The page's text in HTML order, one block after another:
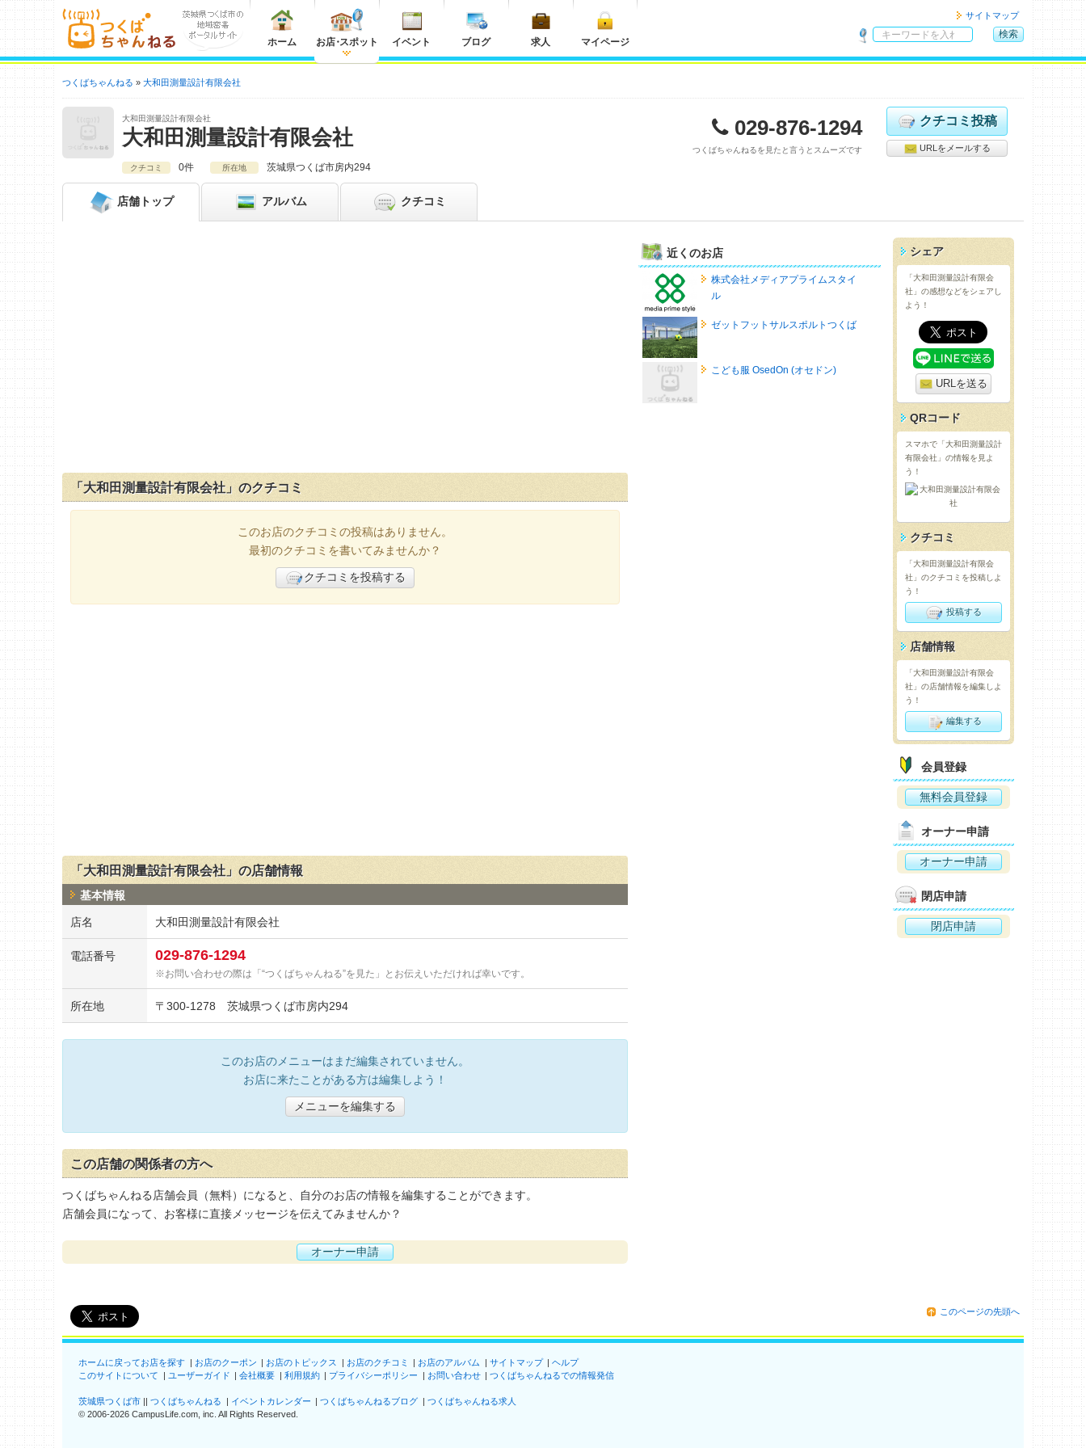
ホーム お店・スポット イベント ブログ 求人 マイページ
サイトマップ
内
索
検索
つくばちゃんねる 大和田測量設計有限会社
大和田測量設計有限会社
大和田測量設計有限会社 029-876-1294
つくばちゃんねるを見たと言うとスムーズです
クチコミ投稿
URLをメールする
クチコミ 0件 所在地 茨城県つくば市房内294
店舗 トップ アルバム クチコミ
「大和田測量設計有限会社」のクチコミ
このお店のクチコミの投稿はありません。
最初のクチコミを書いてみませんか？
クチコミを投稿する
「大和田測量設計有限会社」の店舗情報
基本情報
店名 大和田測量設計有限会社
電話番号 029-876-1294
お問い合わせの際は「“つくばちゃんねる”を見た」とお伝えいただければ幸いです。
所在地 〒 300-1278 茨城県つくば市房内294
このお店のメニューはまだ編集されていません。
お店に来たことがある方は編集しよう！
メニューを編集する
この店舗の関係者の方へ
つくばちゃんねる店舗会員（無料）になると、自分のお店の情報を編集することができます。
店舗会員になって、お客様に直接メッセージを伝えてみませんか？
オーナー申請
近くのお店
株式会社メディアプライムスタイ
ル
ゼットフットサルスポルトつくば
こども服 OsedOn (オセドン)
シェア
「大和田測量設計有限会
社」の感想などをシェアし
よう！
URLを送る
QRコード
スマホで「大和田測量設計
有限会社」の情報を見よ
う！
クチコミ
「大和田測量設計有限会
社」のクチコミを投稿しよ
う！
投稿する
店舗情報
「大和田測量設計有限会
社」の店舗情報を編集しよ
う！
編集する
会員登録
無料会員登録
オーナー申請
オーナー申請
閉店申請
閉店申請
このページの先頭へ
ホームに戻ってお店を探す お店のクーポン お店のトピックス お店のクチコミ お店のアルバム サイトマップ
ヘルプ
このサイトについて
ユーザーガイド 会社概要 利用規約 プライバシーポリシー お問い合わせ つくばちゃんねるでの情報発信
茨城県つくば市 つくばちゃんねる イベントカレンダー つくばちゃんねるブログ
つくばちゃんねる求人
© 2006-2026 CampusLife.com, inc. All Rights Reserved